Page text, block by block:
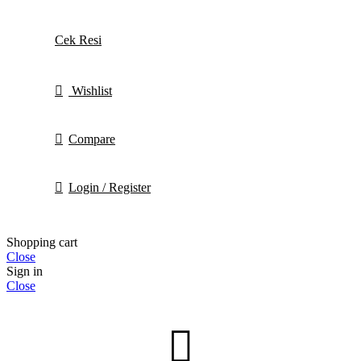
Cek Resi
Wishlist
Compare
Login / Register
Shopping cart
Close
Sign in
Close